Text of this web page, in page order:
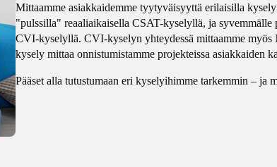
Mittaamme asiakkaidemme tyytyväisyyttä erilaisilla
"pulssilla" reaaliaikaisella CSAT-kyselyllä, ja syvemmälle
CVI-kyselyllä. CVI-kyselyn yhteydessä mittaamme myös
kysely mittaa onnistumistamme projekteissa asiakkaiden
Pääset alla tutustumaan eri kyselyihimme tarkemmin – ja